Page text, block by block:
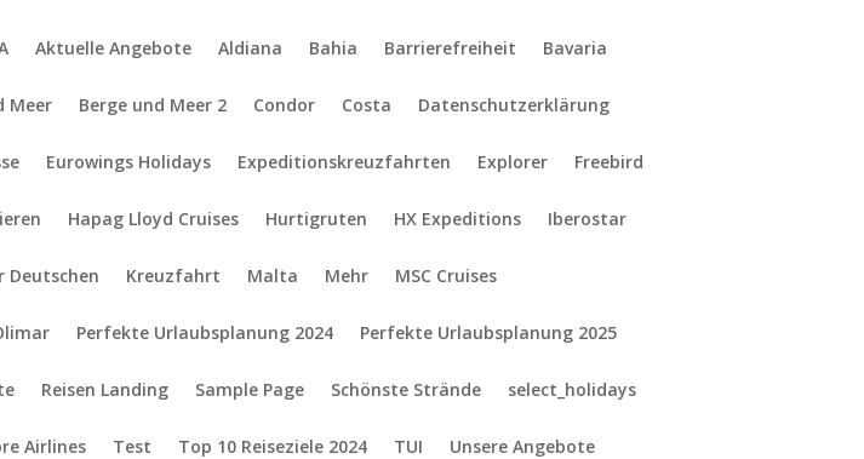
Aktuelle Angebote Aldiana Bahia Barrierefreiheit Bavaria
Meer Berge und Meer 2 Condor Costa Datenschutzerklärung
Eurowings Holidays Expeditionskreuzfahrten Explorer Freebird
Hapag Lloyd Cruises Hurtigruten HX Expeditions Iberostar
Deutschen Kreuzfahrt Malta Mehr MSC Cruises
Perfekte Urlaubsplanung 2024 Perfekte Urlaubsplanung 2025
Reisen Landing Sample Page Schönste Strände select_holidays
Airlines Test Top 10 Reiseziele 2024 TUI Unsere Angebote